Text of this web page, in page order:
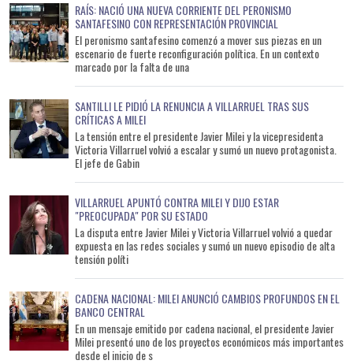
RAÍS: NACIÓ UNA NUEVA CORRIENTE DEL PERONISMO
SANTAFESINO CON REPRESENTACIÓN PROVINCIAL
El peronismo santafesino comenzó a mover sus piezas en un
escenario de fuerte reconfiguración política. En un contexto
marcado por la falta de una
SANTILLI LE PIDIÓ LA RENUNCIA A VILLARRUEL TRAS SUS
CRÍTICAS A MILEI
La tensión entre el presidente Javier Milei y la vicepresidenta
Victoria Villarruel volvió a escalar y sumó un nuevo protagonista.
El jefe de Gabin
VILLARRUEL APUNTÓ CONTRA MILEI Y DIJO ESTAR
"PREOCUPADA" POR SU ESTADO
La disputa entre Javier Milei y Victoria Villarruel volvió a quedar
expuesta en las redes sociales y sumó un nuevo episodio de alta
tensión políti
CADENA NACIONAL: MILEI ANUNCIÓ CAMBIOS PROFUNDOS EN EL
BANCO CENTRAL
En un mensaje emitido por cadena nacional, el presidente Javier
Milei presentó uno de los proyectos económicos más importantes
desde el inicio de s